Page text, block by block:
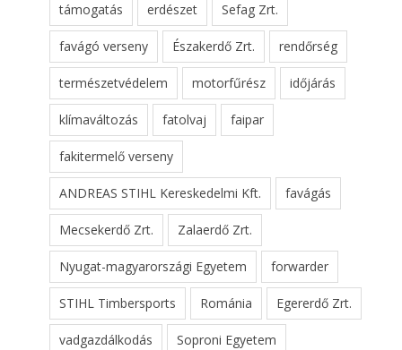
támogatás erdészet Sefag Zrt.
favágó verseny Északerdő Zrt. rendőrség
természetvédelem motorfűrész időjárás
klímaváltozás fatolvaj faipar
fakitermelő verseny
ANDREAS STIHL Kereskedelmi Kft. favágás
Mecsekerdő Zrt. Zalaerdő Zrt.
Nyugat-magyarországi Egyetem forwarder
STIHL Timbersports Románia Egererdő Zrt.
vadgazdálkodás Soproni Egyetem